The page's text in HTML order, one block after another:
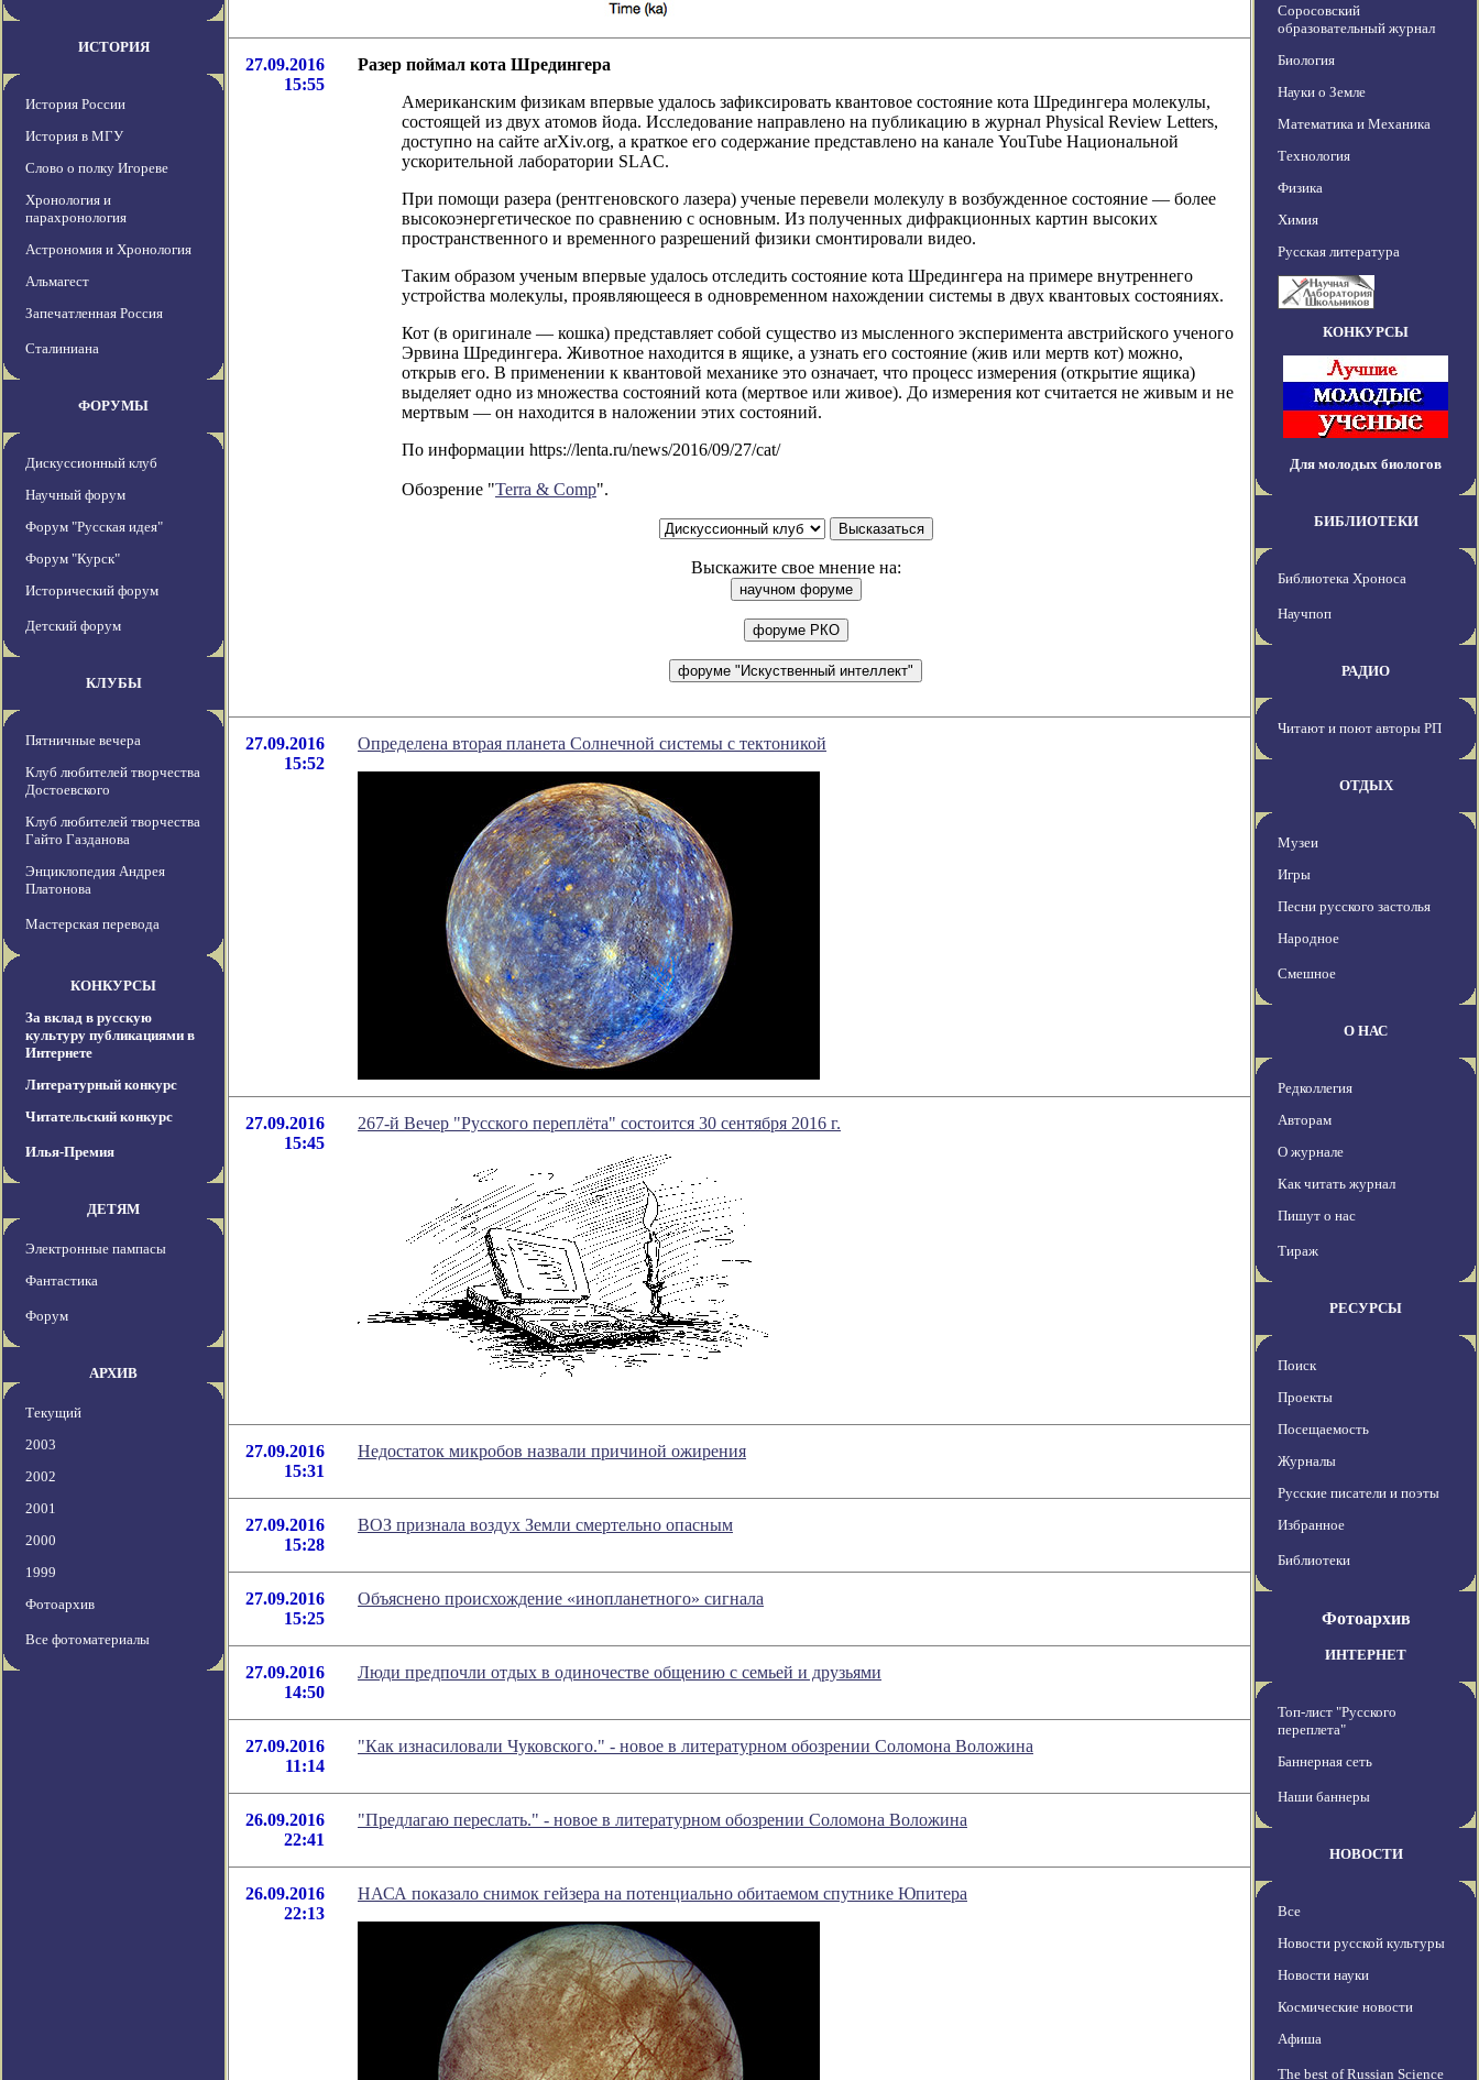
ИСТОРИЯ
История России
История в МГУ
Слово о полку Игореве
Хронология и
парахронология
Астрономия и Хронология
Альмагест
Запечатленная Россия
Сталиниана
ФОРУМЫ
Дискуссионный клуб
Научный форум
Форум "Русская идея"
Форум "Курск"
Исторический форум
Детский форум
КЛУБЫ
Пятничные вечера
Клуб любителей творчества
Достоевского
Клуб любителей творчества
Гайто Газданова
Энциклопедия Андрея
Платонова
Мастерская перевода
КОНКУРСЫ
За вклад в русскую
культуру публикациями в
Интернете
Литературный конкурс
Читательский конкурс
Илья-Премия
ДЕТЯМ
Электронные пампасы
Фантастика
Форум
АРХИВ
Текущий
2003
2002
2001
2000
1999
Фотоархив
Все фотоматериалы
27.09.2016
15:55
Разер поймал кота Шредингера
Американским физикам впервые удалось зафиксировать квантовое состояние кота Шредингера молекулы,
состоящей из двух атомов йода. Исследование направлено на публикацию в журнал Physical Review Letters,
доступно на сайте arXiv.org, а краткое его содержание представлено на канале YouTube Национальной
ускорительной лаборатории SLAC.
При помощи разера (рентгеновского лазера) ученые перевели молекулу в возбужденное состояние — более
высокоэнергетическое по сравнению с основным. Из полученных дифракционных картин высоких
пространственного и временного разрешений физики смонтировали видео.
Таким образом ученым впервые удалось отследить состояние кота Шредингера на примере внутреннего
устройства молекулы, проявляющееся в одновременном нахождении системы в двух квантовых состояниях.
Кот (в оригинале — кошка) представляет собой существо из мысленного эксперимента австрийского ученого
Эрвина Шредингера. Животное находится в ящике, а узнать его состояние (жив или мертв кот) можно,
открыв его. В применении к квантовой механике это означает, что процесс измерения (открытие ящика)
выделяет одно из множества состояний кота (мертвое или живое). До измерения кот считается не живым и не
мертвым — он находится в наложении этих состояний.
По информации https://lenta.ru/news/2016/09/27/cat/
Обозрение "Terra & Comp".
Выскажите свое мнение на:
27.09.2016
15:52
Определена вторая планета Солнечной системы с тектоникой
27.09.2016
15:45
267-й Вечер "Русского переплёта" состоится 30 сентября 2016 г.
27.09.2016
15:31
Недостаток микробов назвали причиной ожирения
27.09.2016
15:28
ВОЗ признала воздух Земли смертельно опасным
27.09.2016
15:25
Объяснено происхождение «инопланетного» сигнала
27.09.2016
14:50
Люди предпочли отдых в одиночестве общению с семьей и друзьями
27.09.2016
11:14
"Как изнасиловали Чуковского." - новое в литературном обозрении Соломона Воложина
26.09.2016
22:41
"Предлагаю переслать." - новое в литературном обозрении Соломона Воложина
26.09.2016
22:13
НАСА показало снимок гейзера на потенциально обитаемом спутнике Юпитера
Соросовский
образовательный журнал
Биология
Науки о Земле
Математика и Механика
Технология
Физика
Химия
Русская литература
КОНКУРСЫ
Для молодых биологов
БИБЛИОТЕКИ
Библиотека Хроноса
Научпоп
РАДИО
Читают и поют авторы РП
ОТДЫХ
Музеи
Игры
Песни русского застолья
Народное
Смешное
О НАС
Редколлегия
Авторам
О журнале
Как читать журнал
Пишут о нас
Тираж
РЕСУРСЫ
Поиск
Проекты
Посещаемость
Журналы
Русские писатели и поэты
Избранное
Библиотеки
Фотоархив
ИНТЕРНЕТ
Топ-лист "Русского
переплета"
Баннерная сеть
Наши баннеры
НОВОСТИ
Все
Новости русской культуры
Новости науки
Космические новости
Афиша
The best of Russian Science